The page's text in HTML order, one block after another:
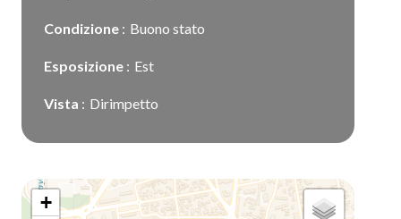
Condizione Buono stato
Esposizione Est
Vista Dirimpetto
+